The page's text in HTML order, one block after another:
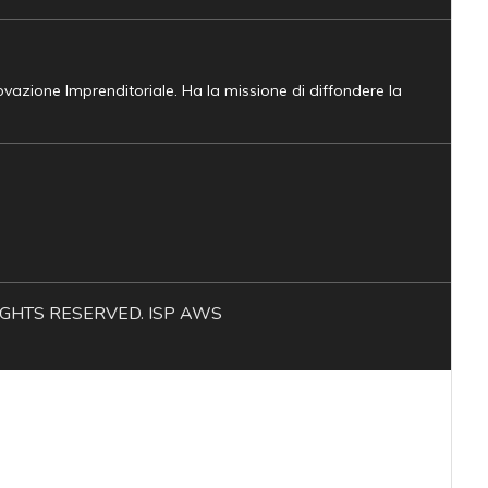
Imprenditoriale. Ha la missione di diffondere la
RESERVED. ISP AWS